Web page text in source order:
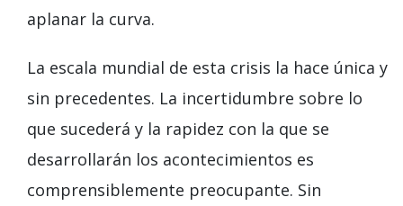
aplanar la curva.
La escala mundial de esta crisis la hace única y
sin precedentes. La incertidumbre sobre lo
que sucederá y la rapidez con la que se
desarrollarán los acontecimientos es
comprensiblemente preocupante. Sin